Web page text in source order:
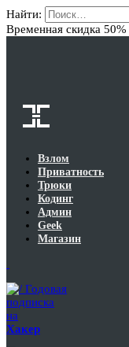
Найти:
Временная скидка 50%
Взлом
Приватность
Трюки
Кодинг
Админ
Geek
Магазин
Годовая
подписка
на
Хакер